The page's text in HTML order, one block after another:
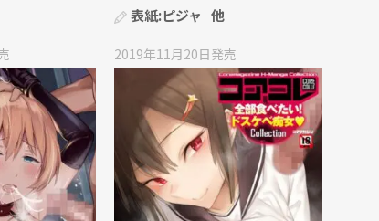
表紙:ピジャ 他
2019年11月20日発売